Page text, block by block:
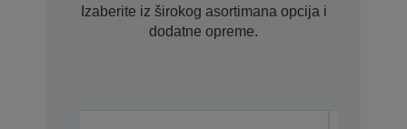
Izaberite iz širokog asortimana opcija i
dodatne opreme.